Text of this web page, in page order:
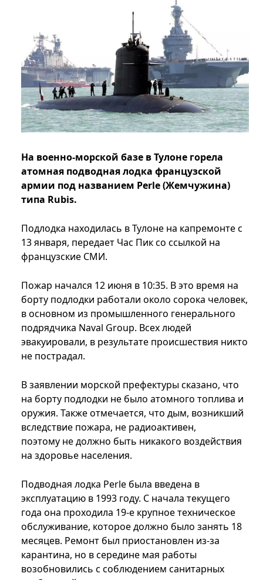
На военно-морской базе в Тулоне горела
атомная подводная лодка французской
армии под названием Perle (Жемчужина)
типа Rubis.
Подлодка находилась в Тулоне на капремонте с
13 января, передает Час Пик со ссылкой на
французские СМИ.
Пожар начался 12 июня в 10:35. В это время на
борту подлодки работали около сорока человек,
в основном из промышленного генерального
подрядчика Naval Group. Всех людей
эвакуировали, в результате происшествия никто
не пострадал.
В заявлении морской префектуры сказано, что
на борту подлодки не было атомного топлива и
оружия. Также отмечается, что дым, возникший
вследствие пожара, не радиоактивен,
поэтому не должно быть никакого воздействия
на здоровье населения.
Подводная лодка Perle была введена в
эксплуатацию в 1993 году. С начала текущего
года она проходила 19-е крупное техническое
обслуживание, которое должно было занять 18
месяцев. Ремонт был приостановлен из-за
карантина, но в середине мая работы
возобновились с соблюдением санитарных